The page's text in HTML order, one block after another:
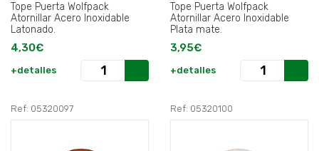
Tope Puerta Wolfpack
Atornillar Acero Inoxidable
Latonado.
4,30€
+detalles
Tope Puerta Wolfpack
Atornillar Acero Inoxidable
Plata mate.
3,95€
+detalles
Ref: 05320097 Ref: 05320100